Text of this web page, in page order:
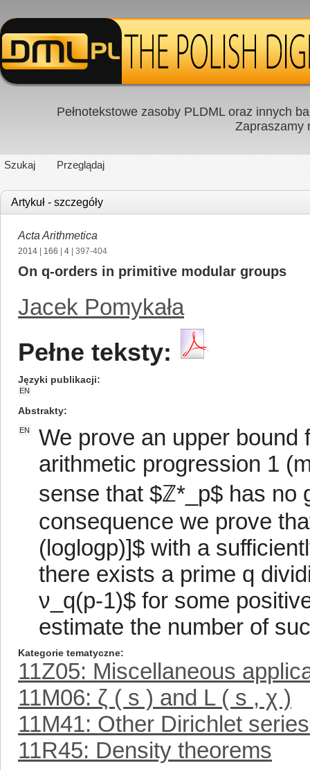
Pełnotekstowe zasoby PLDML oraz innych
Zapraszamy
Szukaj Przeglądaj
Artykuł - szczegóły
Acta Arithmetica
2014 166 4 | 397-404
On q-orders in primitive modular groups
Jacek Pomykała
Pełne teksty:
Języki publikacji
EN
Abstrakty
EN
We prove an upper bound
arithmetic progression 1
sense that $ℤ*_p$ has no
consequence we prove
(loglogp)]$ with a
there exists a prime q
ν_q(p-1)$ for some
estimate the number of
Kategorie tematyczne
11Z05: Miscellaneous
11M06: ζ ( s ) and L ( s , χ )
11M41: Other Dirichlet
11R45: Density theorems